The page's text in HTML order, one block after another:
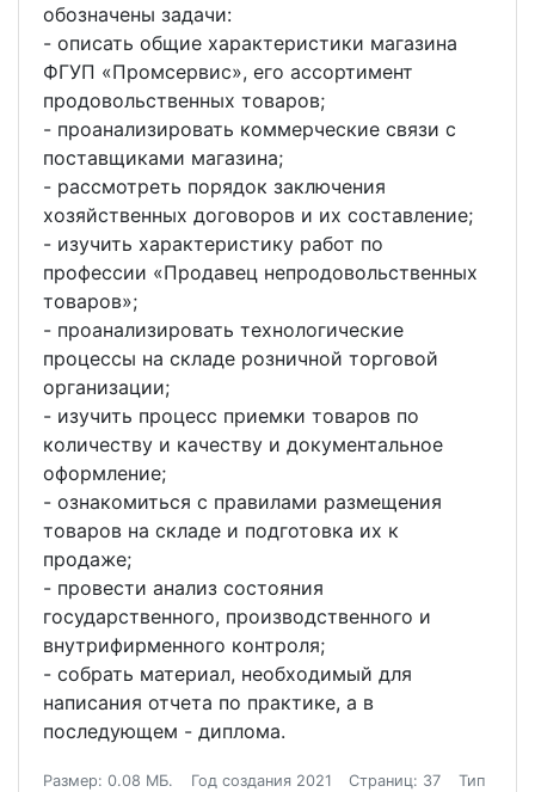
обозначены задачи:
- описать общие характеристики магазина
ФГУП «Промсервис», его ассортимент
продовольственных товаров;
- проанализировать коммерческие связи с
поставщиками магазина;
- рассмотреть порядок заключения
хозяйственных договоров и их составление;
- изучить характеристику работ по
профессии «Продавец непродовольственных
товаров»;
- проанализировать технологические
процессы на складе розничной торговой
организации;
- изучить процесс приемки товаров по
количеству и качеству и документальное
оформление;
- ознакомиться с правилами размещения
товаров на складе и подготовка их к
продаже;
- провести анализ состояния
государственного, производственного и
внутрифирменного контроля;
- собрать материал, необходимый для
написания отчета по практике, а в
последующем - диплома.
Размер: 0.08 МБ. Год создания 2021 Страниц: 37
Тип